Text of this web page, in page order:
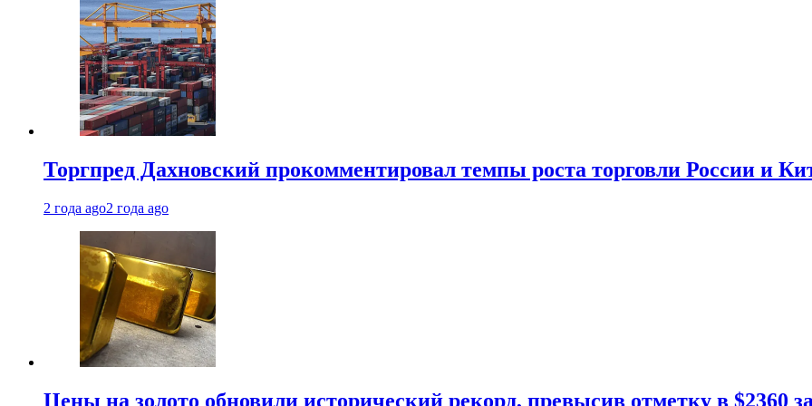
Торгпред Дахновский прокомментировал темпы роста торговли России и
2 года ago2 года ago
Цены на золото обновили исторический рекорд, превысив отметку в $2360